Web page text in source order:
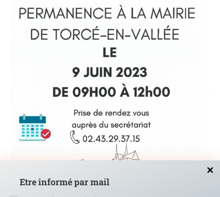
Etre informé par mail
Permanence déclaration des biens immobiliers